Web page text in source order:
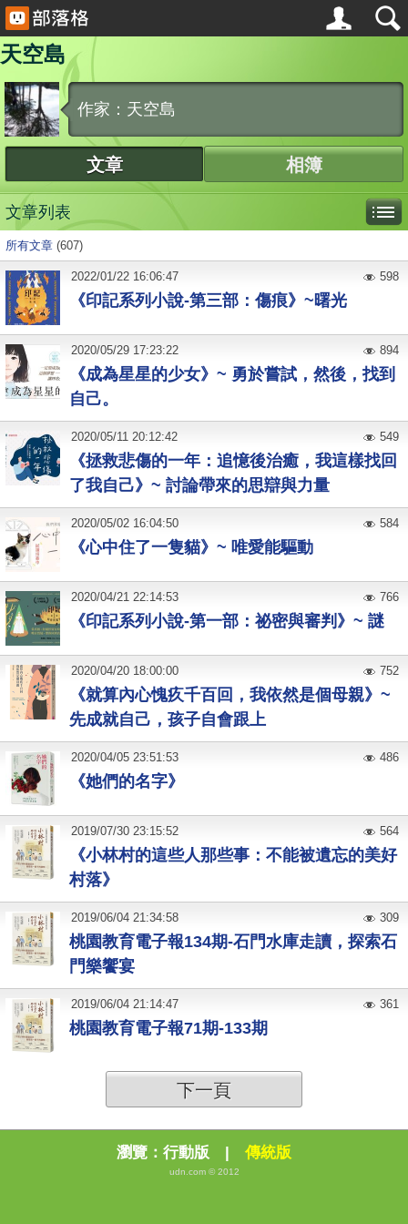
天空島
作家：天空島
文章 相簿
文章列表
所有文章 (607)
《印記系列小說-第三部：傷痕》~曙光
2022/01/22 16:06:47 598
《成為星星的少女》~ 勇於嘗試，然後，找到
自己。
2020/05/29 17:23:22 894
《拯救悲傷的一年：追憶後治癒，我這樣找回
了我自己》~ 討論帶來的思辯與力量
2020/05/11 20:12:42 549
《心中住了一隻貓》~ 唯愛能驅動
2020/05/02 16:04:50 584
《印記系列小說-第一部：祕密與審判》~ 謎
2020/04/21 22:14:53 766
《就算內心愧疚千百回，我依然是個母親》~
先成就自己，孩子自會跟上
2020/04/20 18:00:00 752
《她們的名字》
2020/04/05 23:51:53 486
《小林村的這些人那些事：不能被遺忘的美好
村落》
2019/07/30 23:15:52 564
桃園教育電子報134期-石門水庫走讀，探索石
門樂饗宴
2019/06/04 21:34:58 309
桃園教育電子報71期-133期
2019/06/04 21:14:47 361
下一頁
瀏覽： 行動版 | 傳統版
udn.com © 2012